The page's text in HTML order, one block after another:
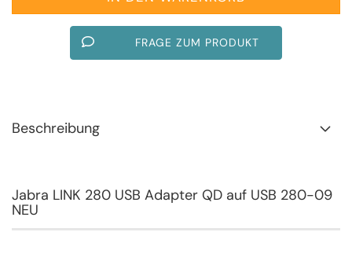
FRAGE ZUM PRODUKT
Beschreibung
Jabra LINK 280 USB Adapter QD auf USB 280-09
NEU